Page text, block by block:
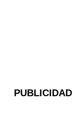
PUBLICIDAD